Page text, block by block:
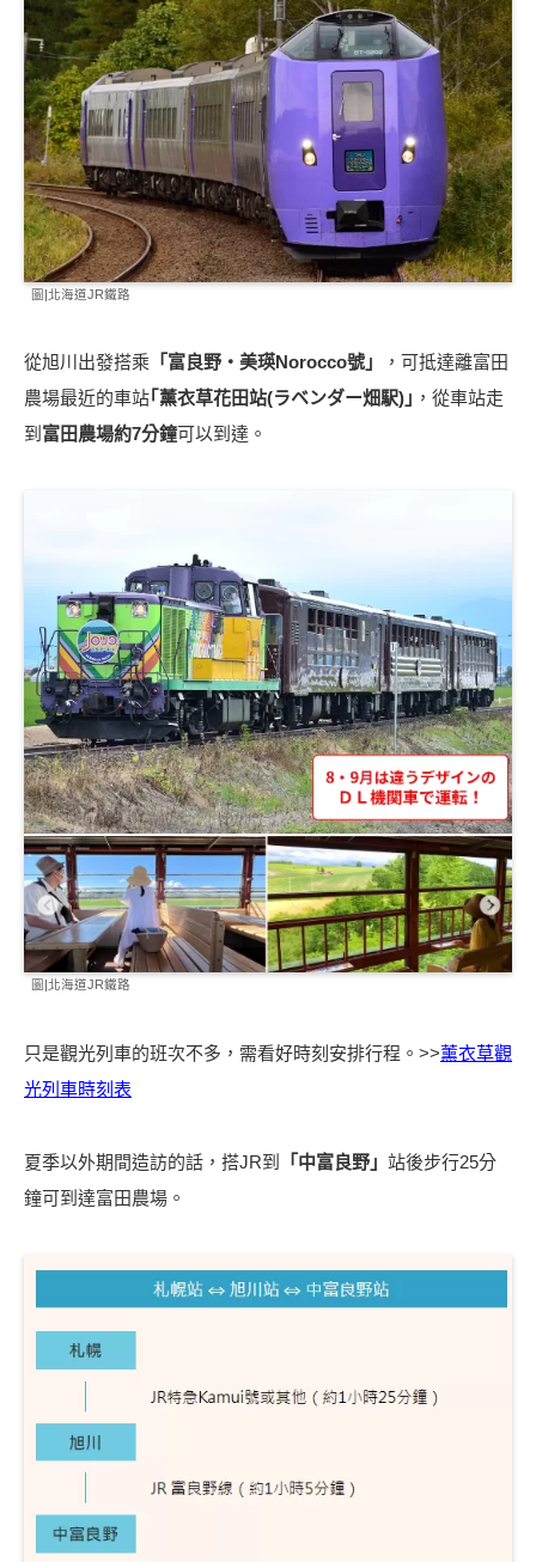
圖|北海道JR鐵路
從旭川出發搭乘 「富良野・美瑛Norocco號」
，可抵達離富田
農場最近的車站｢薰衣草花田站(ラベンダー畑駅)｣ ，從車站走
到 富田農場約7分鐘可以到達。
圖|北海道JR鐵路
只是觀光列車的班次不多，需看好時刻安排行程。>>薰衣草觀
光列車時刻表
夏季以外期間造訪的話，搭JR到 「中富良野」 站後步行25分
鐘可到達富田農場。